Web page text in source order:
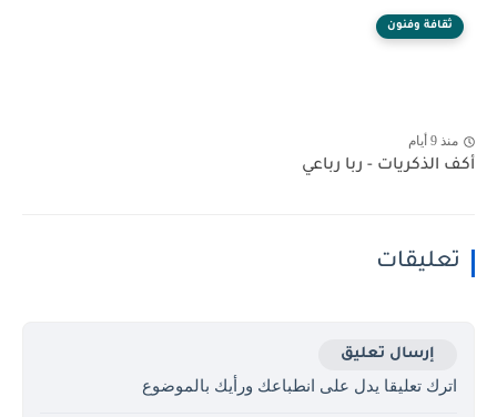
ثقافة وفنون
منذ 9 أيام
أكف الذكريات - ربا رباعي
تعليقات
إرسال تعليق
اترك تعليقا يدل على انطباعك ورأيك بالموضوع